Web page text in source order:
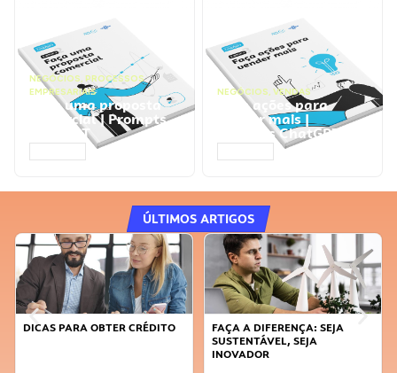
NEGÓCIOS, PROCESSOS
EMPRESARIAIS
Faça uma proposta
comercial | Prompts
ChatGPT
NEGÓCIOS, VENDAS
Faça ações para
vender mais |
Prompts ChatGPT
ÚLTIMOS ARTIGOS
DICAS PARA OBTER CRÉDITO
FAÇA A DIFERENÇA: SEJA
SUSTENTÁVEL, SEJA
INOVADOR